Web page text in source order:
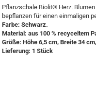
Pflanzschale Biolit® Herz.
bepflanzen für einen einmaligen
Farbe: Schwarz.
Material: aus 100 % recyceltem
Größe: Höhe 6,5 cm, Breite 34
Lieferung: 1 Stück